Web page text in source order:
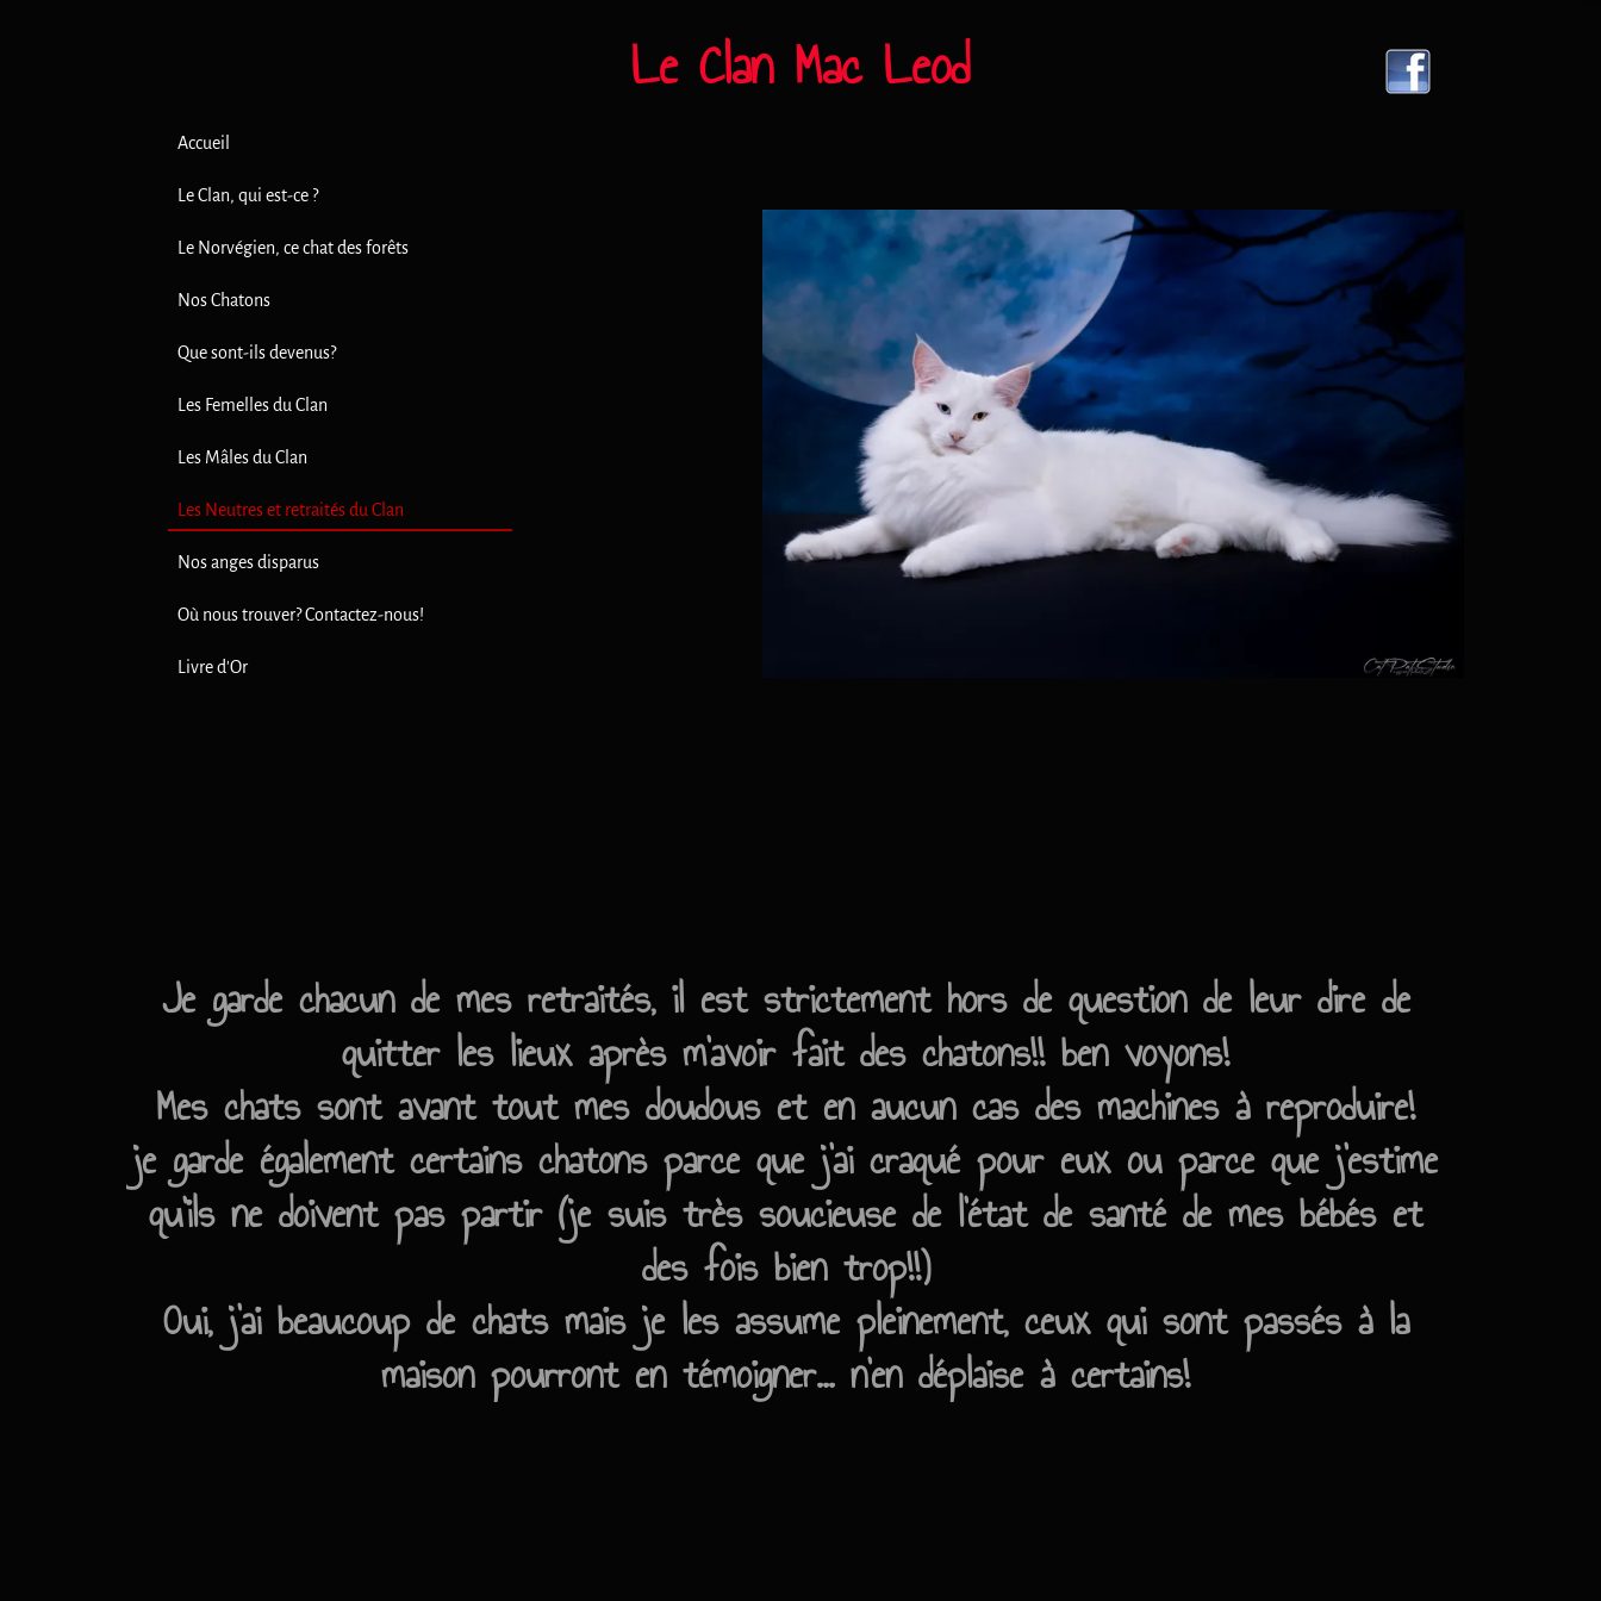
Accueil
Le Clan, qui est-ce ?
Le Norvégien, ce chat des forêts
Nos Chatons
Que sont-ils devenus?
Les Femelles du Clan
Les Mâles du Clan
Les Neutres et retraités du Clan
Nos anges disparus
Où nous trouver? Contactez-nous!
Livre d'Or
Le Clan Mac Leod
Je garde chacun de mes retraités, il est strictement hors de question de leur dire de
quitter les lieux après m'avoir fait des chatons!! ben voyons!
Mes chats sont avant tout mes doudous et en aucun cas des machines à reproduire!
je garde également certains chatons parce que j'ai craqué pour eux ou parce que j'estime
qu'ils ne doivent pas partir (je suis très soucieuse de l'état de santé de mes bébés et
des fois bien trop!!)
Oui, j'ai beaucoup de chats mais je les assume pleinement, ceux qui sont passés à la
maison pourront en témoigner... n'en déplaise à certains!